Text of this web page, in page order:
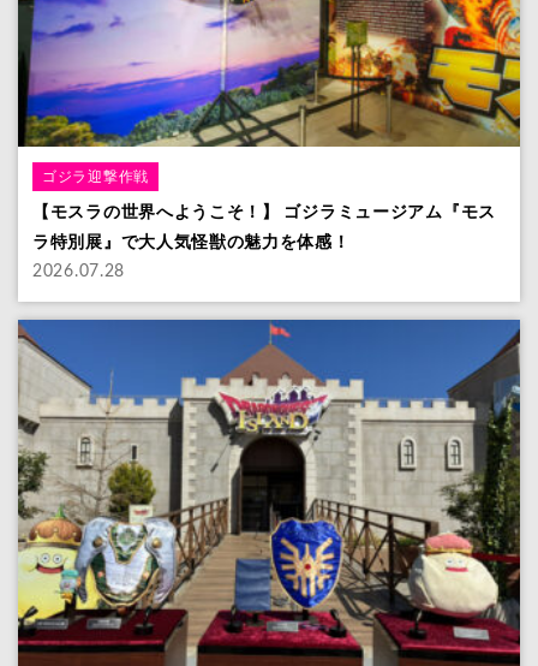
ゴジラ迎撃作戦
【モスラの世界へようこそ！】 ゴジラミュージアム『モス
ラ特別展』で大人気怪獣の魅力を体感！
2026.07.28